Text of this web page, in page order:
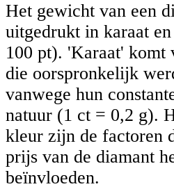
Het gewicht van een
uitgedrukt in karaat
100 pt). 'Karaat' komt
die oorspronkelijk
vanwege hun
natuur (1 ct = 0,2 g).
kleur zijn de factoren
prijs van de diamant
beïnvloeden.